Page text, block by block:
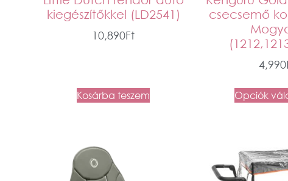
kiegészítőkkel (LD2541)
10,890Ft
Kosárba teszem
csecsemő
4,990
Opciók